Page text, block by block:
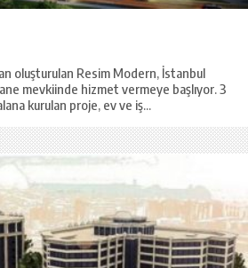
oluşturulan Resim Modern, İstanbul
mevkiinde hizmet vermeye başlıyor. 3
kurulan proje, ev ve iş...